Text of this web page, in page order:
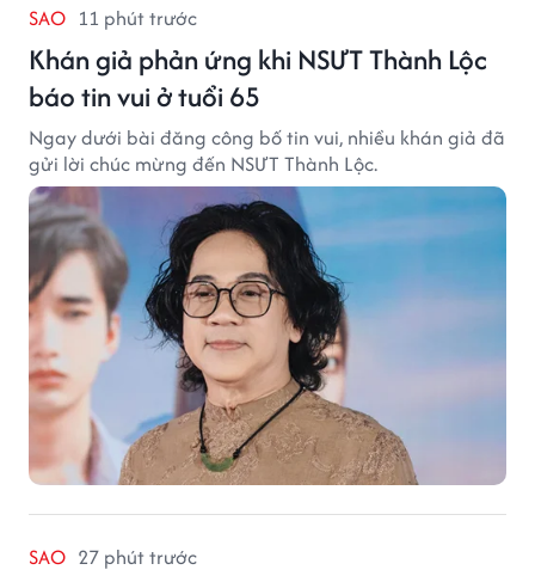
SAO 11 phút trước
Khán giả phản ứng khi NSƯT Thành Lộc
báo tin vui ở tuổi 65
Ngay dưới bài đăng công bố tin vui, nhiều khán giả đã
gửi lời chúc mừng đến NSƯT Thành Lộc.
SAO 27 phút trước